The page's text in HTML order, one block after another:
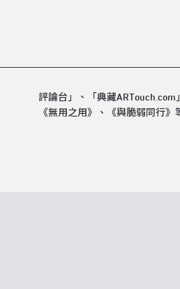
評論台」、「典藏
《無用之用》、《與脆弱同行》